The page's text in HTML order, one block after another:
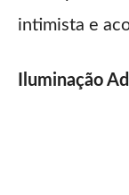
intimista e
Iluminação